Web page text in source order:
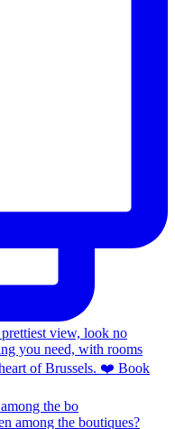
the bo